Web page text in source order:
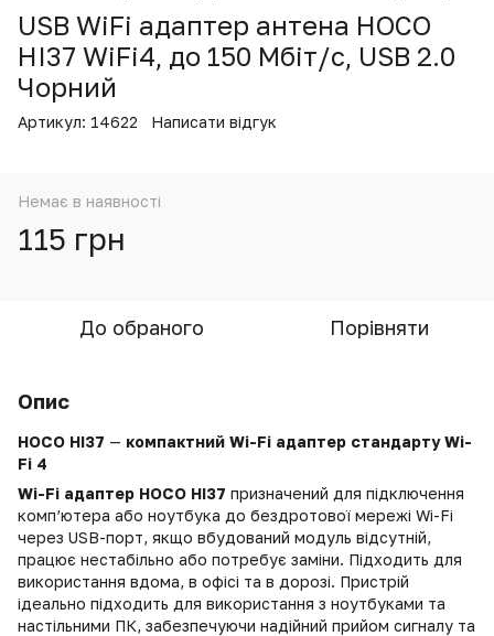
USB WiFi адаптер антена HOCO
HI37 WiFi4, до 150 Мбіт/с, USB 2.0
Чорний
Артикул: 14622 Написати відгук
Немає в наявності
115 грн
До обраного Порівняти
Опис
HOCO HI37 — компактний Wi-Fi адаптер стандарту Wi-
Fi 4
Wi-Fi адаптер HOCO HI37 призначений для підключення
комп’ютера або ноутбука до бездротової мережі Wi-Fi
через USB-порт, якщо вбудований модуль відсутній,
працює нестабільно або потребує заміни. Підходить для
використання вдома, в офісі та в дорозі. Пристрій
ідеально підходить для використання з ноутбуками та
настільними ПК, забезпечуючи надійний прийом сигналу та